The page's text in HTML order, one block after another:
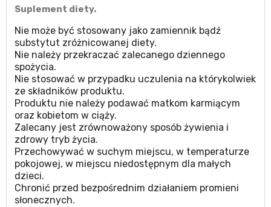
Suplement diety.
Nie może być stosowany jako zamiennik bądź
substytut zróżnicowanej diety.
Nie należy przekraczać zalecanego dziennego
spożycia.
Nie stosować w przypadku uczulenia na którykolwiek
ze składników produktu.
Produktu nie należy podawać matkom karmiącym
oraz kobietom w ciąży.
Zalecany jest zrównoważony sposób żywienia i
zdrowy tryb życia.
Przechowywać w suchym miejscu, w temperaturze
pokojowej, w miejscu niedostępnym dla małych
dzieci.
Chronić przed bezpośrednim działaniem promieni
słonecznych.